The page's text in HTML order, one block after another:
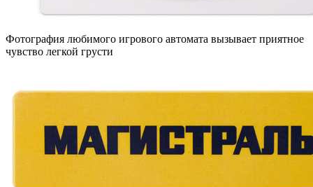
Фотография любимого игрового автомата вызывает приятное
чувство легкой грусти